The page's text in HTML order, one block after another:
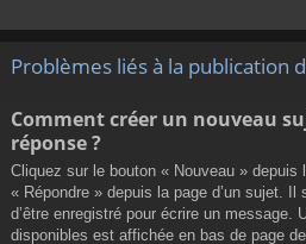
Problèmes liés à la publication
Comment créer un nouveau
réponse ?
Cliquez sur le bouton « Nouveau » depuis
« Répondre » depuis la page d’un sujet.
d’être enregistré pour écrire un message.
disponibles est affichée en bas de page